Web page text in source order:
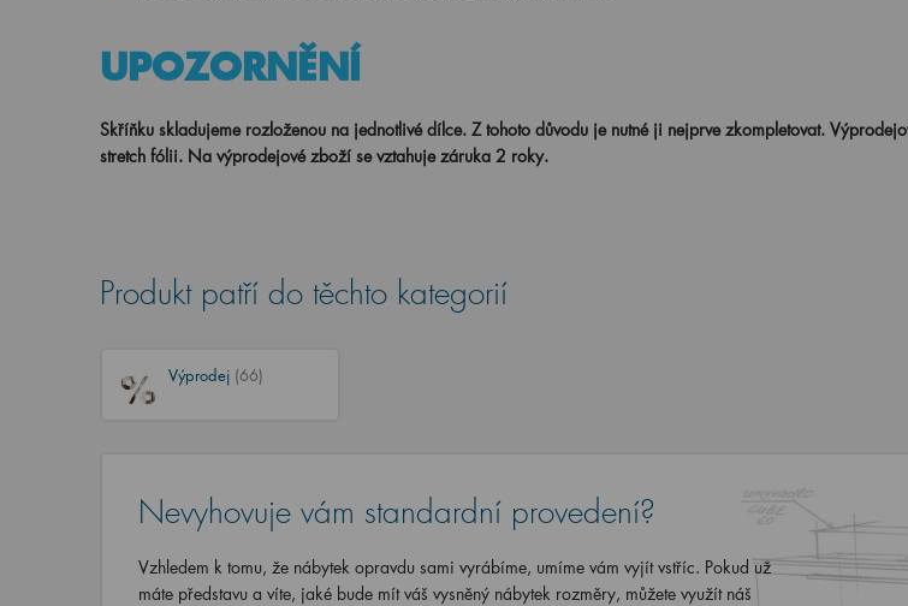
UPOZORNĚNÍ
Skříňku skladujeme rozloženou na jednotlivé dílce. Z tohoto důvodu je nutné ji nejprve zkompletovat.
stretch fólii. Na výprodejové zboží se vztahuje záruka 2 roky.
Produkt patří do těchto kategorií
Výprodej (66)
Nevyhovuje vám standardní provedení?
Vzhledem k tomu, že nábytek opravdu sami vyrábíme, umíme vám vyjít vstříc. Pokud už
máte představu a víte, jaké bude mít váš vysněný nábytek rozměry, můžete využít náš